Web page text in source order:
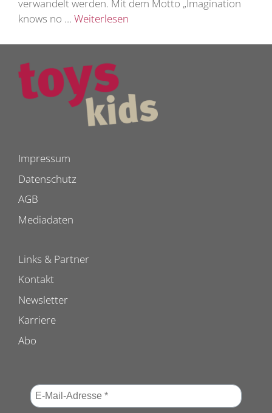
verwandelt werden. Mit dem Motto „Imagination
knows no … Weiterlesen
Impressum
Datenschutz
AGB
Mediadaten
Links & Partner
Kontakt
Newsletter
Karriere
Abo